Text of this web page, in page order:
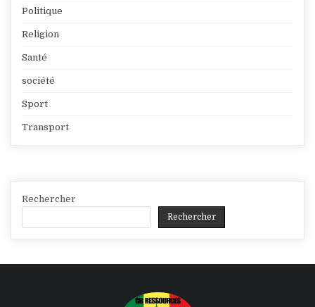
Politique
Religion
Santé
société
Sport
Transport
Rechercher
Rechercher